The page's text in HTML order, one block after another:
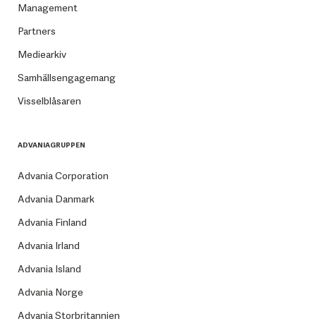
Management
Partners
Mediearkiv
Samhällsengagemang
Visselblåsaren
ADVANIAGRUPPEN
Advania Corporation
Advania Danmark
Advania Finland
Advania Irland
Advania Island
Advania Norge
Advania Storbritannien